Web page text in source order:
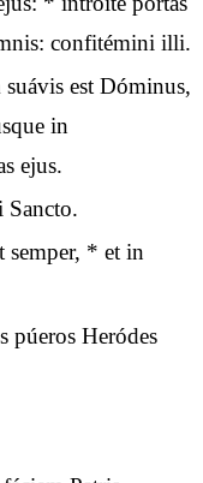
confitémini illi.
est Dóminus,
in
ejus.
semper, * et in
púeros Heródes